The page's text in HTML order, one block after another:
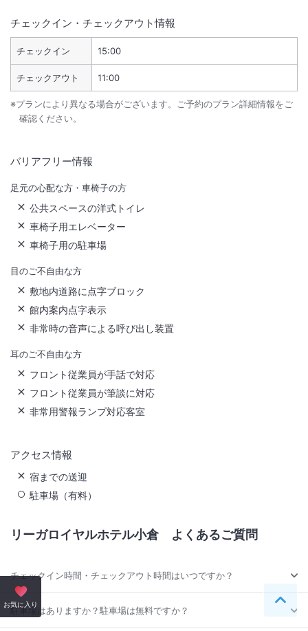
チェックイン・チェックアウト情報
チェックイン 15:00
チェックアウト 11:00
※プランにより異なる場合がございます。ご予約のプラン詳細情報をご
確認ください。
バリアフリー情報
足元の心配な方・車椅子の方
公共スペースの洋式トイレ
車椅子用エレベーター
車椅子用の駐車場
目のご不自由な方
敷地内道路に点字ブロック
館内案内点字表示
非常時の音声による呼び出し装置
耳のご不自由な方
フロント従業員が手話で対応
フロント従業員が筆談に対応
非常用警報ランプ対応客室
アクセス情報
宿までの送迎
駐車場（有料）
お気に入り ペー
リーガロイヤルホテル小倉よくあるご質問
チェックイン時間・チェックアウト時間はいつですか？
駐車場はありますか？駐車場は無料ですか？